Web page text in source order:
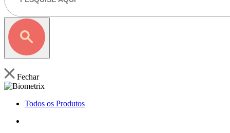
Fechar
Todos os Produtos